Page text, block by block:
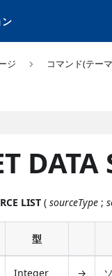
ジ コマンド(テー
DATA
LIST (sourceType ;
型
Integer →